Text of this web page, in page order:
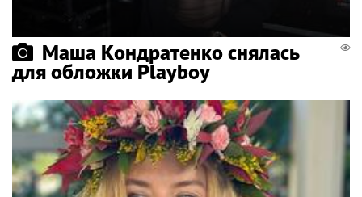
Маша Кондратенко снялась
для обложки Playboy